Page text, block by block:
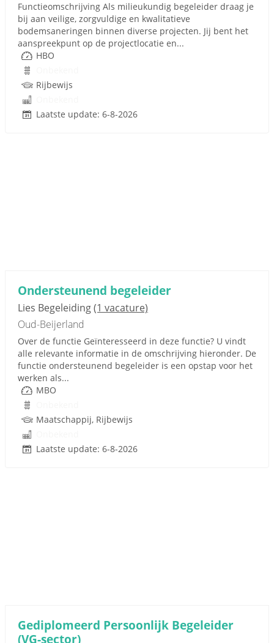
Functieomschrijving Als milieukundig begeleider draag je
bij aan veilige, zorgvuldige en kwalitatieve
bodemsaneringen binnen diverse projecten. Jij bent het
aanspreekpunt op de projectlocatie en...
HBO
Rijbewijs
Laatste update: 6-8-2026
Ondersteunend begeleider
Lies Begeleiding(1 vacature)
Oud-Beijerland
Over de functie Geïnteresseerd in deze functie? U vindt
alle relevante informatie in de omschrijving hieronder. De
functie ondersteunend begeleider is een opstap voor het
werken als...
MBO
Maatschappij, Rijbewijs
Laatste update: 6-8-2026
Gediplomeerd Persoonlijk Begeleider
(VG-sector)